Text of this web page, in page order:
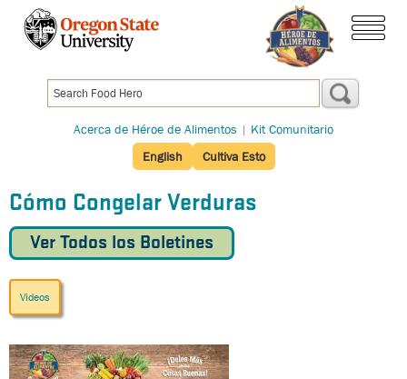
Pasar
principal
Acerca de Héroe de Alimentos | Kit Comunitario
English
Cultiva Esto
Cómo Congelar Verduras
Ver Todos los Boletines
Videos